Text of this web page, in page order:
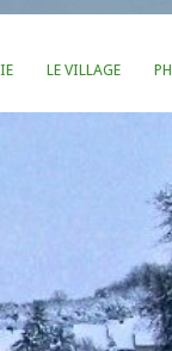
LE VILLAGE